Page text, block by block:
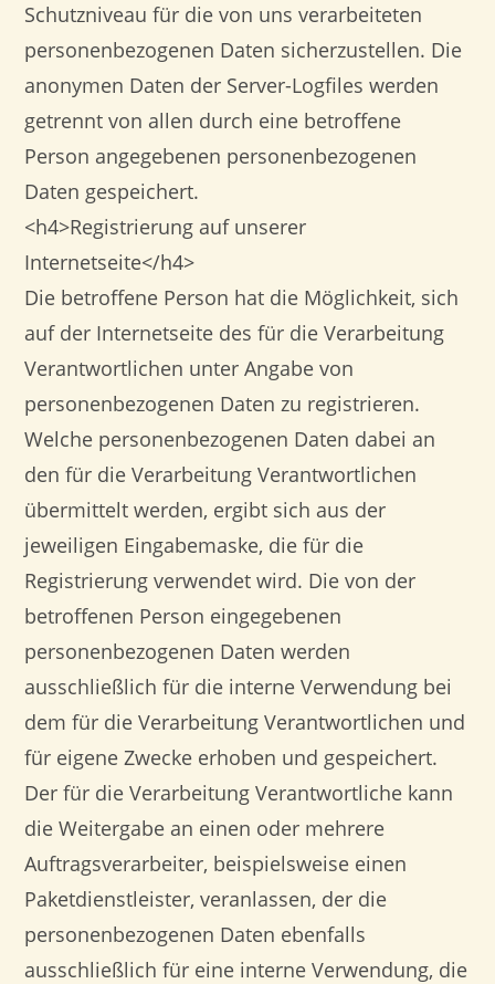
Schutzniveau für die von uns verarbeiteten
personenbezogenen Daten sicherzustellen. Die
anonymen Daten der Server-Logfiles werden
getrennt von allen durch eine betroffene
Person angegebenen personenbezogenen
Daten gespeichert.
<h4>Registrierung auf unserer
Internetseite</h4>
Die betroffene Person hat die Möglichkeit, sich
auf der Internetseite des für die Verarbeitung
Verantwortlichen unter Angabe von
personenbezogenen Daten zu registrieren.
Welche personenbezogenen Daten dabei an
den für die Verarbeitung Verantwortlichen
übermittelt werden, ergibt sich aus der
jeweiligen Eingabemaske, die für die
Registrierung verwendet wird. Die von der
betroffenen Person eingegebenen
personenbezogenen Daten werden
ausschließlich für die interne Verwendung bei
dem für die Verarbeitung Verantwortlichen und
für eigene Zwecke erhoben und gespeichert.
Der für die Verarbeitung Verantwortliche kann
die Weitergabe an einen oder mehrere
Auftragsverarbeiter, beispielsweise einen
Paketdienstleister, veranlassen, der die
personenbezogenen Daten ebenfalls
ausschließlich für eine interne Verwendung, die